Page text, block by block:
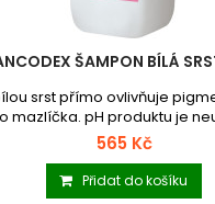
ŠAMPON BÍLÁ
srst přímo ovlivňuje
mazlíčka. pH produktu je
pokožku a udržuje její
hydratace.
565 Kč
Přidat do košíku